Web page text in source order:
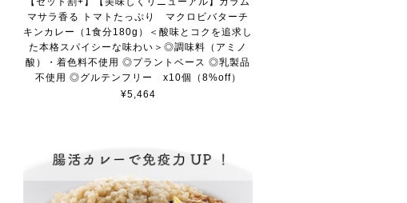
マサラ香る トマトたっぷり マクロビバターチ
キンカレー（1食分180g）＜酸味とコクを追求し
た本格スパイシーな味わい＞◎調味料（アミノ
酸）・着色料不使用 ◎プラントベース ◎乳製品
不使用 ◎グルテンフリー x10個（8%off）
¥5,464